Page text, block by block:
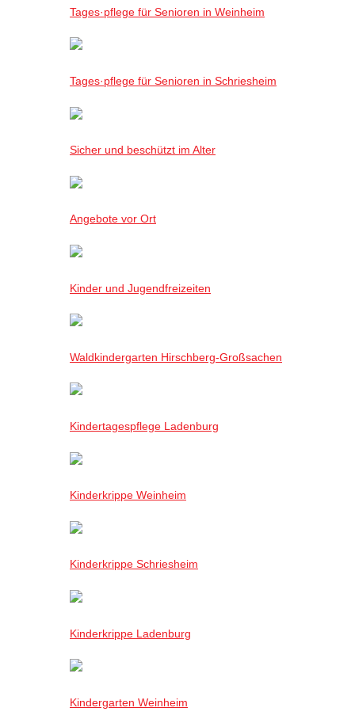
Tages·pflege für Senioren in Weinheim
Tages·pflege für Senioren in Schriesheim
Sicher und beschützt im Alter
Angebote vor Ort
Kinder und Jugendfreizeiten
Waldkindergarten Hirschberg-Großsachen
Kindertagespflege Ladenburg
Kinderkrippe Weinheim
Kinderkrippe Schriesheim
Kinderkrippe Ladenburg
Kindergarten Weinheim